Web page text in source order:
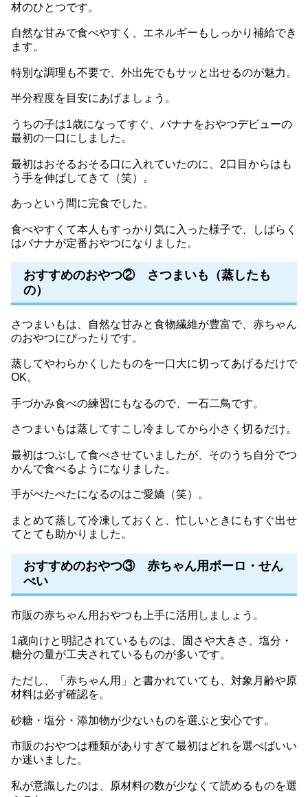
材のひとつです。
自然な甘みで食べやすく、エネルギーもしっかり補給でき
ます。
特別な調理も不要で、外出先でもサッと出せるのが魅力。
半分程度を目安にあげましょう。
うちの子は1歳になってすぐ、バナナをおやつデビューの
最初の一口にしました。
最初はおそるおそる口に入れていたのに、2口目からはも
う手を伸ばしてきて（笑）。
あっという間に完食でした。
食べやすくて本人もすっかり気に入った様子で、しばらく
はバナナが定番おやつになりました。
おすすめのおやつ② さつまいも（蒸したも
の）
さつまいもは、自然な甘みと食物繊維が豊富で、赤ちゃん
のおやつにぴったりです。
蒸してやわらかくしたものを一口大に切ってあげるだけで
OK。
手づかみ食べの練習にもなるので、一石二鳥です。
さつまいもは蒸してすこし冷ましてから小さく切るだけ。
最初はつぶして食べさせていましたが、そのうち自分でつ
かんで食べるようになりました。
手がべたべたになるのはご愛嬌（笑）。
まとめて蒸して冷凍しておくと、忙しいときにもすぐ出せ
てとても助かりました。
おすすめのおやつ③ 赤ちゃん用ボーロ・せん
べい
市販の赤ちゃん用おやつも上手に活用しましょう。
1歳向けと明記されているものは、固さや大きさ、塩分・
糖分の量が工夫されているものが多いです。
ただし、「赤ちゃん用」と書かれていても、対象月齢や原
材料は必ず確認を。
砂糖・塩分・添加物が少ないものを選ぶと安心です。
市販のおやつは種類がありすぎて最初はどれを選べばいい
か迷いました。
私が意識したのは、原材料の数が少なくて読めるものを選